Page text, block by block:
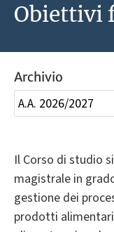
Obiettivi
Il Corso di studio
magistrale in
gestione dei
prodotti
Archivio